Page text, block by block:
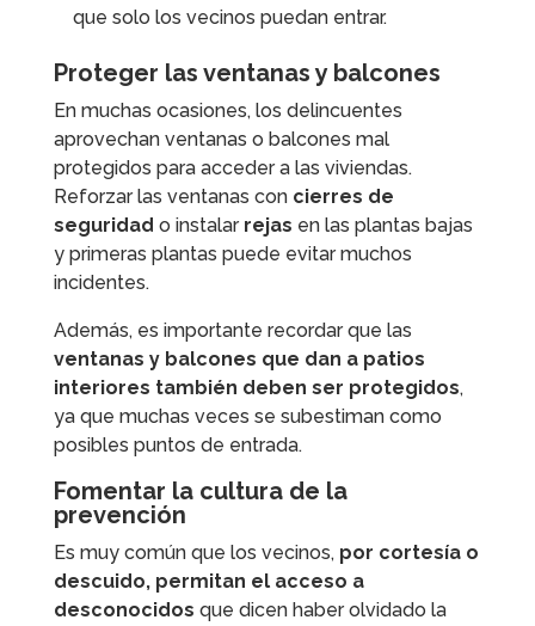
que solo los vecinos puedan entrar.
Proteger las ventanas y balcones
En muchas ocasiones, los delincuentes
aprovechan ventanas o balcones mal
protegidos para acceder a las viviendas.
Reforzar las ventanas con cierres de
seguridad o instalar rejas en las plantas bajas
y primeras plantas puede evitar muchos
incidentes.
Además, es importante recordar que las
ventanas y balcones que dan a patios
interiores también deben ser protegidos,
ya que muchas veces se subestiman como
posibles puntos de entrada.
Fomentar la cultura de la
prevención
Es muy común que los vecinos, por cortesía o
descuido, permitan el acceso a
desconocidos que dicen haber olvidado la